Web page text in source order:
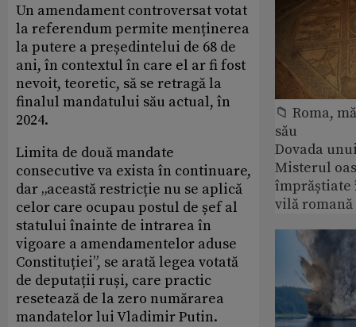
Un amendament controversat votat
la referendum permite menținerea
la putere a președintelui de 68 de
ani, în contextul în care el ar fi fost
nevoit, teoretic, să se retragă la
finalul mandatului său actual, în
2024.
Limita de două mandate
consecutive va exista în continuare,
dar „această restricție nu se aplică
celor care ocupau postul de șef al
statului înainte de intrarea în
vigoare a amendamentelor aduse
Constituției”, se arată legea votată
de deputații ruși, care practic
resetează de la zero numărarea
mandatelor lui Vladimir Putin.
📁 Roma,
său
Dovada
Misterul
împrăștiate
vilă romană